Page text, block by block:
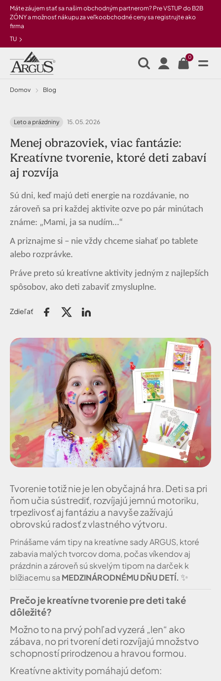
Preskočiť na hlavný obsah
Máte záujem stať sa našim obchodným partnerom? Pre VSTUP do B2B
ZÓNY a možnosť nákupu za veľkoobchodné ceny sa registrujte ako
firma
TU
0
Domov Blog
Leto a prázdniny 15. 05. 2026
Zdieľať
Menej obrazoviek, viac fantázie:
Kreatívne tvorenie, ktoré deti zabaví
aj rozvíja
Sú dni, keď majú deti energie na rozdávanie, no
zároveň sa pri každej aktivite ozve po pár minútach
známe: „Mami, ja sa nudím…“
A priznajme si – nie vždy chceme siahať po tablete
alebo rozprávke.
Práve preto sú kreatívne aktivity jedným z najlepších
spôsobov, ako deti zabaviť zmysluplne.
Tvorenie totiž nie je len obyčajná hra. Deti sa pri
ňom učia sústrediť, rozvíjajú jemnú motoriku,
trpezlivosť aj fantáziu a navyše zažívajú
obrovskú radosť z vlastného výtvoru.
Prinášame vám tipy na kreatívne sady ARGUS, ktoré
zabavia malých tvorcov doma, počas víkendov aj
prázdnin a zároveň sú skvelým tipom na darček k
blížiacemu sa MEDZINÁRODNÉMU DŇU DETÍ. ✨
Prečo je kreatívne tvorenie pre deti také
dôležité?
Možno to na prvý pohľad vyzerá „len“ ako
zábava, no pri tvorení deti rozvíjajú množstvo
schopností prirodzenou a hravou formou.
Kreatívne aktivity pomáhajú deťom: